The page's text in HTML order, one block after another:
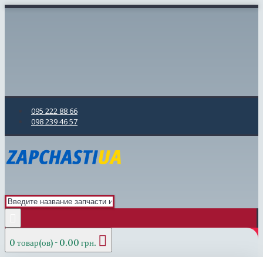
095 222 88 66
098 239 46 57
0 товар(ов) - 0.00 грн.